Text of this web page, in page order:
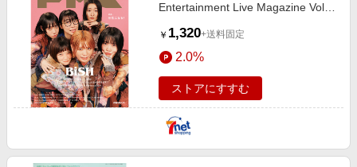
Entertainment Live Magazine Vol．
￥ 1,320+送料固定
2.0%
ストアにすすむ